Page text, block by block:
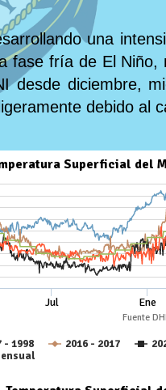
una
fase fría de El Niño,
desde diciembre,
debido al